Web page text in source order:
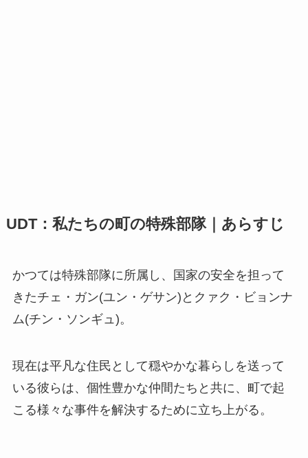
UDT：私たちの町の特殊部隊｜あらすじ
かつては特殊部隊に所属し、国家の安全を担って
きたチェ・ガン(ユン・ゲサン)とクァク・ビョンナ
ム(チン・ソンギュ)。
現在は平凡な住民として穏やかな暮らしを送って
いる彼らは、個性豊かな仲間たちと共に、町で起
こる様々な事件を解決するために立ち上がる。